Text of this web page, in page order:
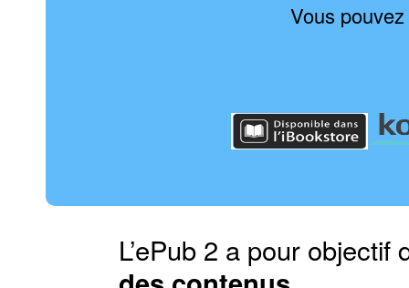
Vous
L’ePub 2 a pour